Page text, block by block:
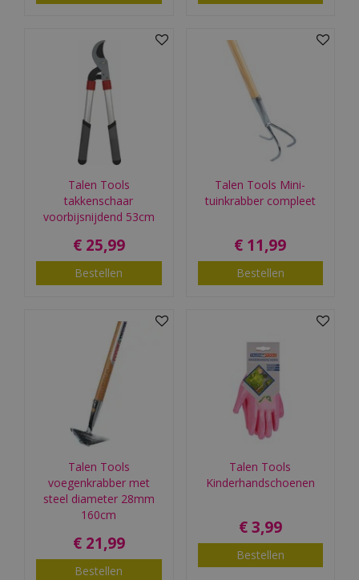
Talen Tools
takkenschaar
voorbijsnijdend 53cm
€ 25,99
Bestellen
Talen Tools Mini-
tuinkrabber compleet
€ 11,99
Bestellen
Talen Tools
voegenkrabber met
steel diameter 28mm
160cm
€ 21,99
Bestellen
Talen Tools
Kinderhandschoenen
€ 3,99
Bestellen